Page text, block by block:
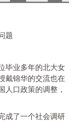
题
毕业多年的北大女
戴锦华的交流也在
人口政策的调整，
成了一个社会调研